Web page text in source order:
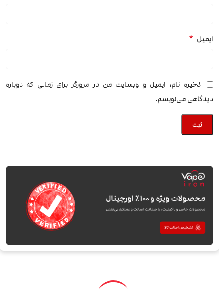
ایمیل *
ذخیره نام، ایمیل و وبسایت من در مرورگر برای زمانی که دوباره
دیدگاهی می‌نویسم.